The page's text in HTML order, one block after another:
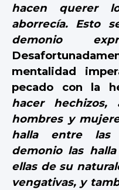
hacen querer
aborrecía. Esto
demonio
mentalidad
pecado con la
hacer
hombres y
halla entre las
demonio las
ellas de su
vengativas, y